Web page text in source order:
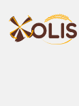
to
content